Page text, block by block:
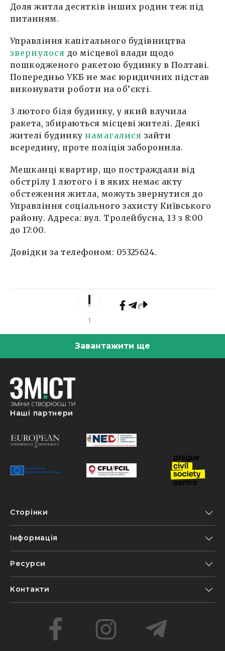
Доля житла десятків інших родин теж під
питанням.
Управління капітального будівництва
звернулося до місцевої влади щодо
пошкодженого ракетою будинку в Полтаві.
Попередньо УКБ не має юридичних підстав
виконувати роботи на об’єкті.
3 лютого біля будинку, у який влучила
ракета, збираються місцеві жителі. Деякі
жителі будинкунамагалися зайти
всередину, проте поліція заборонила.
Мешканці квартир, що постраждали від
обстрілу 1 лютого і в яких немає акту
обстеження житла, можуть звернутися до
Управління соціального захисту Київського
району. Адреса: вул. Тролейбусна, 13 з 8:00
до 17:00.
Довідки за телефоном: 05325624.
1
Завантажити ще
Наші партнери
Сторінки
Інформація
Ресурси
Контакти